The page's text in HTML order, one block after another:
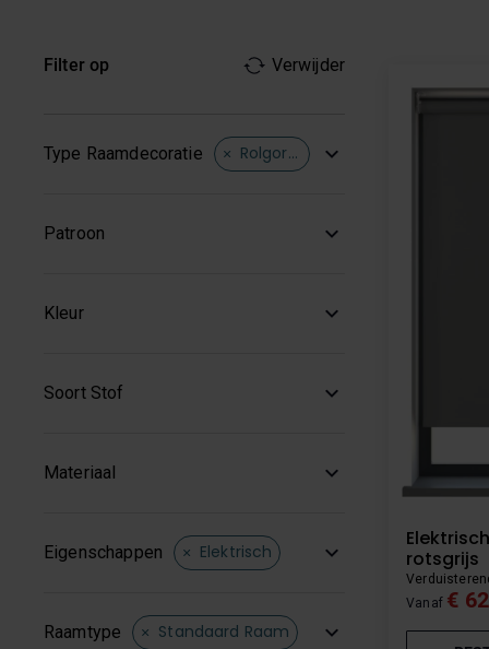
Filter op Verwijder
Type Raamdecoratie Rolgordijnen
Patroon
Kleur
Soort Stof
Materiaal
Eigenschappen Elektrisch
Raamtype Standaard Raam
rotsgrijs
Vanaf €